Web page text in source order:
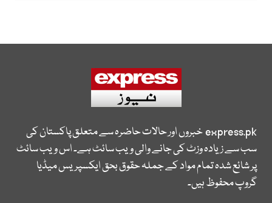
express.pkخبروں اور حالات حاضرہ سے متعلق پاکستان کی
سب سے زیادہ وزٹ کی جانے والی ویب سائٹ ہے۔ اس ویب سائٹ
پر شائع شدہ تمام مواد کے جملہ حقوق بحق ایکسپریس میڈیا
گروپ محفوظ ہیں۔